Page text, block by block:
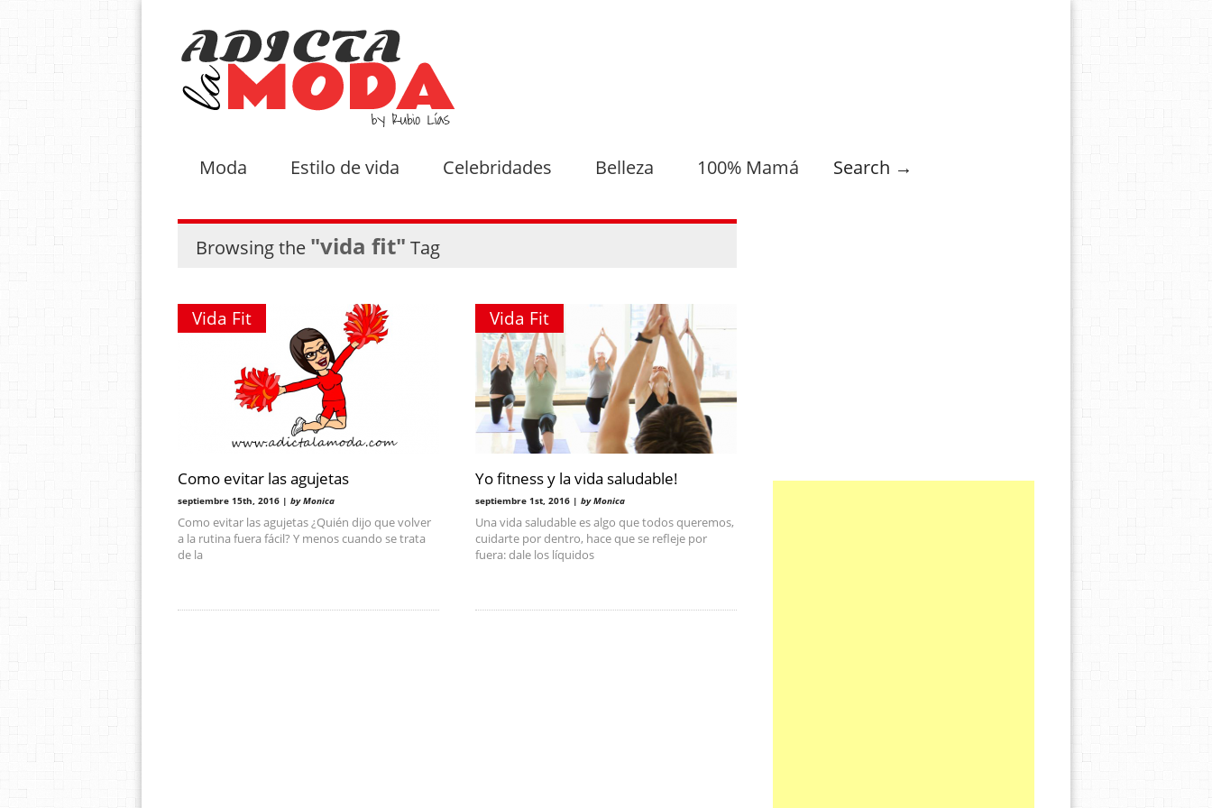
Moda Estilo de vida Celebridades Belleza 100% Mamá Search →
Browsing the "vida fit" Tag
Vida Fit
Como evitar las agujetas
septiembre 15th, 2016 | by Monica
Como evitar las agujetas ¿Quién dijo que volver
a la rutina fuera fácil? Y menos cuando se trata
de la
Vida Fit
Yo fitness y la vida saludable!
septiembre 1st, 2016 | by Monica
Una vida saludable es algo que todos queremos,
cuidarte por dentro, hace que se refleje por
fuera: dale los líquidos